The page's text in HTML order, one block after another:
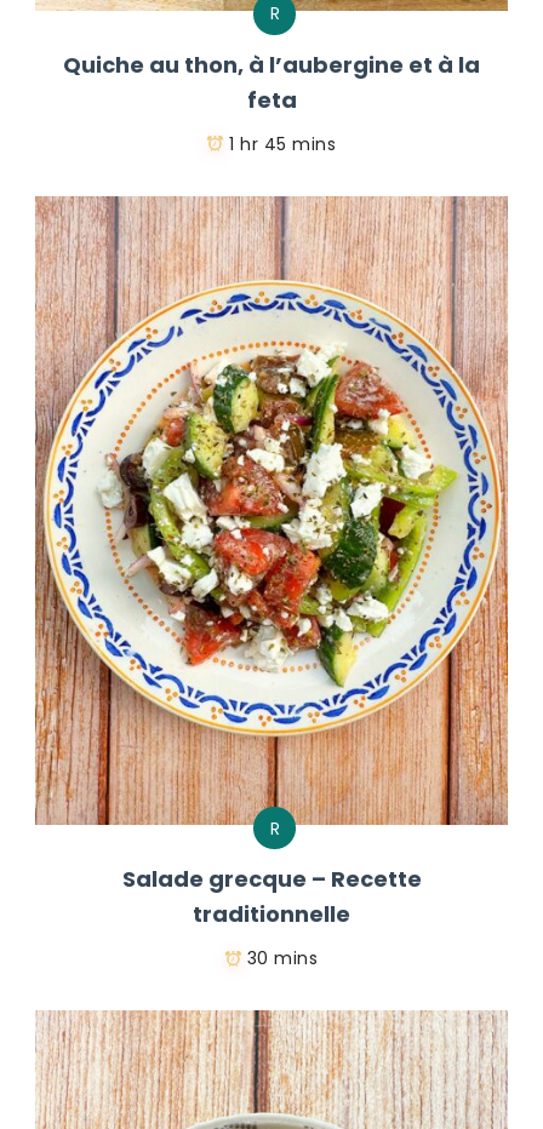
R
Quiche au thon, à l’aubergine et à la
feta
1 hr 45 mins
R
Salade grecque – Recette
traditionnelle
30 mins